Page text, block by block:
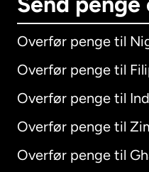
Overfør penge til
Overfør penge til
Overfør penge til
Overfør penge til
Overfør penge til